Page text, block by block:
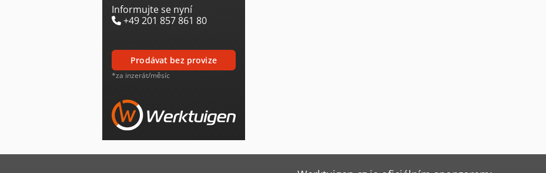
Informujte se nyní
+49 201 857 861 80
prodávat bez provize
*za inzerát/měsíc